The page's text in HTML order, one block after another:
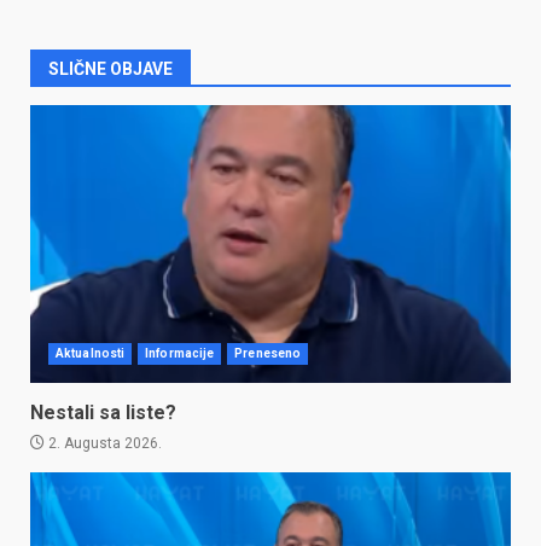
SLIČNE OBJAVE
Aktualnosti Informacije Preneseno
Nestali sa liste?
2. Augusta 2026.